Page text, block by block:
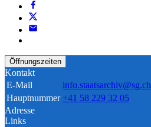
Öffnungszeiten
Kontakt
E-Mail
info.staatsarchiv@sg.ch
Hauptnummer +41 58 229 32 05
Adresse
Links